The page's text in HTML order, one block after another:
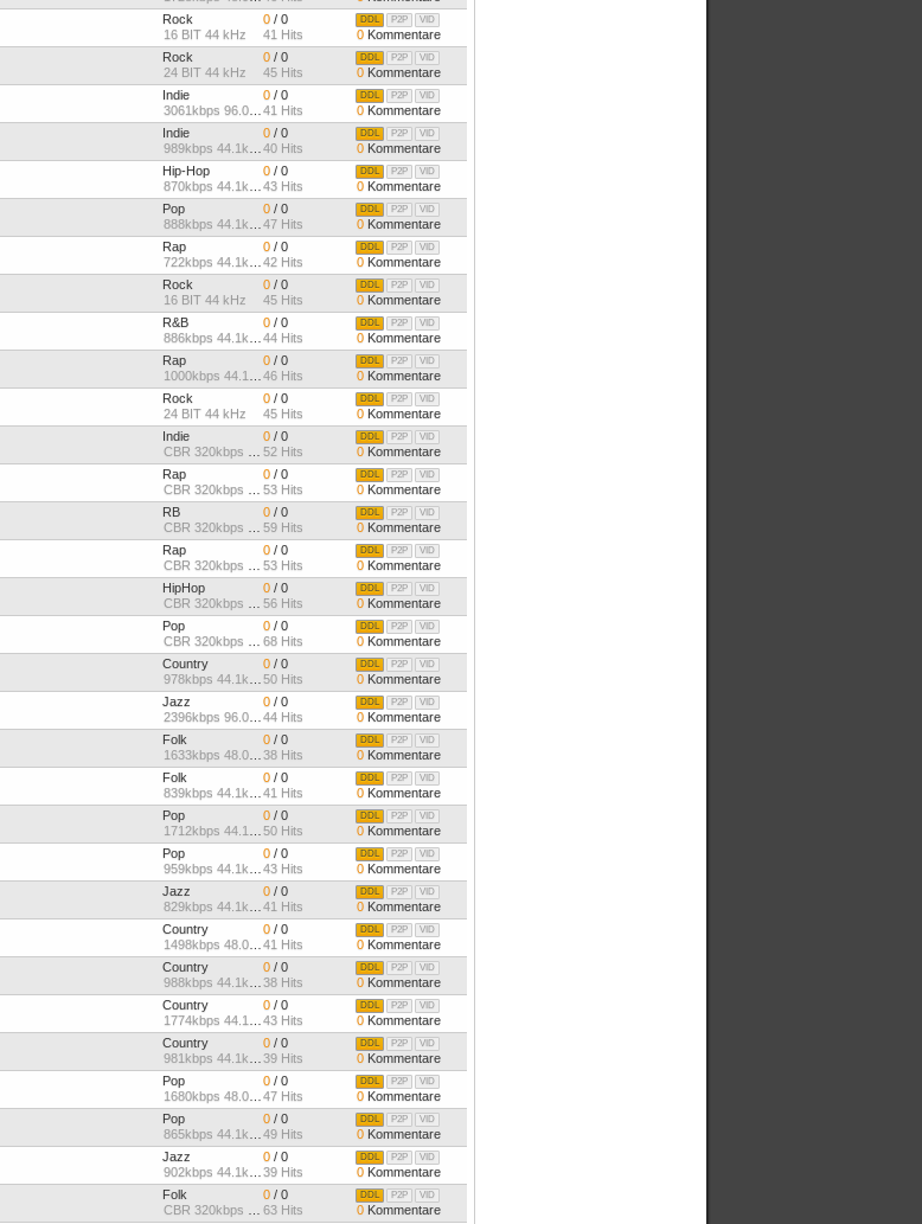
Rock
16 BIT 44 kHz
0 / 0
41 Hits
VID
P2P
DDL
0 Kommentare
Rock
24 BIT 44 kHz
0 / 0
45 Hits
VID
P2P
DDL
0 Kommentare
Indie
3061kbps 96.0kHz
0 / 0
41 Hits
VID
P2P
DDL
0 Kommentare
Indie
989kbps 44.1kHz
0 / 0
40 Hits
VID
P2P
DDL
0 Kommentare
Hip-Hop
870kbps 44.1kHz
0 / 0
43 Hits
VID
P2P
DDL
0 Kommentare
Pop
888kbps 44.1kHz
0 / 0
47 Hits
VID
P2P
DDL
0 Kommentare
Rap
722kbps 44.1kHz
0 / 0
42 Hits
VID
P2P
DDL
0 Kommentare
Rock
16 BIT 44 kHz
0 / 0
45 Hits
VID
P2P
DDL
0 Kommentare
R&B
886kbps 44.1kHz
0 / 0
44 Hits
VID
P2P
DDL
0 Kommentare
Rap
1000kbps 44.1kHz
0 / 0
46 Hits
VID
P2P
DDL
0 Kommentare
Rock
24 BIT 44 kHz
0 / 0
45 Hits
VID
P2P
DDL
0 Kommentare
Indie
CBR 320kbps 44.1kHz Joint
0 / 0
52 Hits
VID
P2P
DDL
0 Kommentare
Rap
CBR 320kbps 44.1kHz Joint
0 / 0
53 Hits
VID
P2P
DDL
0 Kommentare
RB
CBR 320kbps 44.1kHz Joint
0 / 0
59 Hits
VID
P2P
DDL
0 Kommentare
Rap
CBR 320kbps 44.1kHz Joint
0 / 0
53 Hits
VID
P2P
DDL
0 Kommentare
HipHop
CBR 320kbps 44.1kHz Joint
0 / 0
56 Hits
VID
P2P
DDL
0 Kommentare
Pop
CBR 320kbps 44.1kHz Joint
0 / 0
68 Hits
VID
P2P
DDL
0 Kommentare
Country
978kbps 44.1kHz
0 / 0
50 Hits
VID
P2P
DDL
0 Kommentare
Jazz
2396kbps 96.0kHz
0 / 0
44 Hits
VID
P2P
DDL
0 Kommentare
Folk
1633kbps 48.0kHz
0 / 0
38 Hits
VID
P2P
DDL
0 Kommentare
Folk
839kbps 44.1kHz
0 / 0
41 Hits
VID
P2P
DDL
0 Kommentare
Pop
1712kbps 44.1kHz
0 / 0
50 Hits
VID
P2P
DDL
0 Kommentare
Pop
959kbps 44.1kHz
0 / 0
43 Hits
VID
P2P
DDL
0 Kommentare
Jazz
829kbps 44.1kHz
0 / 0
41 Hits
VID
P2P
DDL
0 Kommentare
Country
1498kbps 48.0kHz
0 / 0
41 Hits
VID
P2P
DDL
0 Kommentare
Country
988kbps 44.1kHz
0 / 0
38 Hits
VID
P2P
DDL
0 Kommentare
Country
1774kbps 44.1kHz
0 / 0
43 Hits
VID
P2P
DDL
0 Kommentare
Country
981kbps 44.1kHz
0 / 0
39 Hits
VID
P2P
DDL
0 Kommentare
Pop
1680kbps 48.0kHz
0 / 0
47 Hits
VID
P2P
DDL
0 Kommentare
Pop
865kbps 44.1kHz
0 / 0
49 Hits
VID
P2P
DDL
0 Kommentare
Jazz
902kbps 44.1kHz
0 / 0
39 Hits
VID
P2P
DDL
0 Kommentare
Folk
CBR 320kbps 44.1kHz Joint
0 / 0
63 Hits
VID
P2P
DDL
0 Kommentare